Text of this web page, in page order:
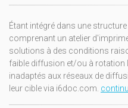
Étant intégré dans une
comprenant un atelier
solutions à des conditions
faible diffusion et/ou à rotation
inadaptés aux réseaux de
leur cible via i6doc.com.